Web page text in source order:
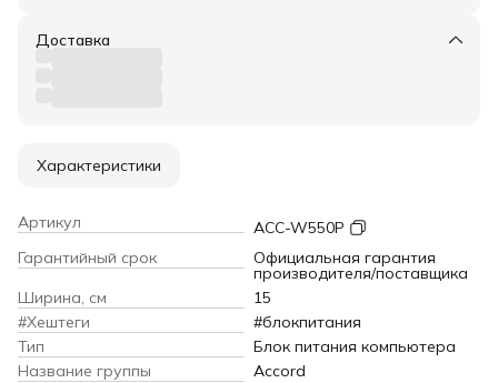
Доставка
Характеристики
Артикул
ACC-W550P
Гарантийный срок
Официальная гарантия
производителя/поставщика
Ширина, см
15
#Хештеги
#блокпитания
Тип
Блок питания компьютера
Название группы
Accord